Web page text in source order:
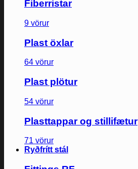
Fiberristar
9 vörur
Plast öxlar
64 vörur
Plast plötur
54 vörur
Plasttappar og stillifætur
71 vörur
Ryðfrítt stál